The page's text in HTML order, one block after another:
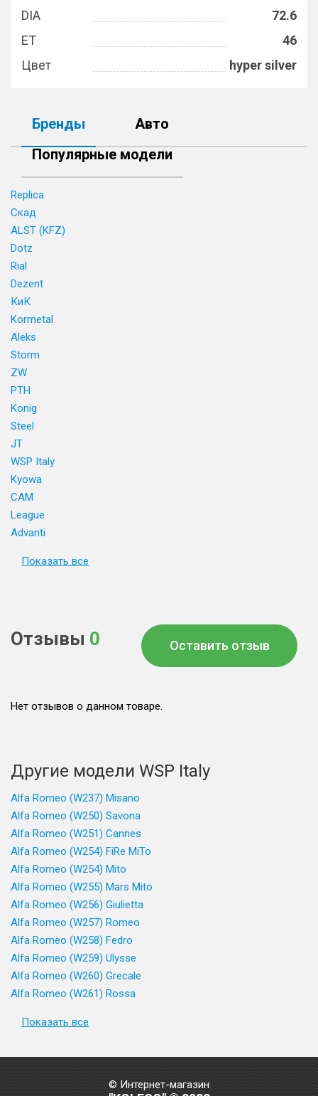
DIA
72.6
ET
46
Цвет
hyper silver
Бренды
Авто
Популярные модели
Replica
Скад
ALST (KFZ)
Dotz
Rial
Dezent
КиК
Kormetal
Aleks
Storm
ZW
PTH
Konig
Steel
JT
WSP Italy
Kyowa
CAM
League
Advanti
Показать все
Отзывы 0 Оставить отзыв
Нет отзывов о данном товаре.
Другие модели WSP Italy
Alfa Romeo (W237) Misano
Alfa Romeo (W250) Savona
Alfa Romeo (W251) Cannes
Alfa Romeo (W254) FiRe MiTo
Alfa Romeo (W254) Mito
Alfa Romeo (W255) Mars Mito
Alfa Romeo (W256) Giulietta
Alfa Romeo (W257) Romeo
Alfa Romeo (W258) Fedro
Alfa Romeo (W259) Ulysse
Alfa Romeo (W260) Grecale
Alfa Romeo (W261) Rossa
Показать все
© Интернет-магазин